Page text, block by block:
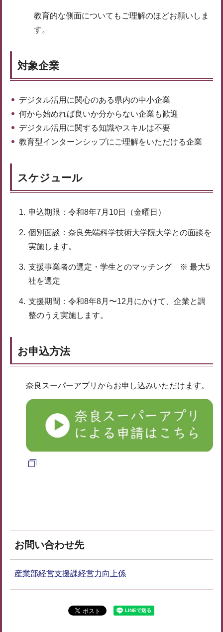
教育的な側面についてもご理解のほどお願いしま
す。
対象企業
デジタル活用に関心のある県内の中小企業
何から始めれば良いか分からない企業も歓迎
デジタル活用に関する知識やスキルは不要
教育型インターンシップにご理解をいただける企業
スケジュール
申込期限：令和8年7月10日（金曜日）
個別面談：奈良先端科学技術大学院大学との面談を
実施します。
支援事業者の選定・学生とのマッチング ※ 最大5
社を選定
支援期間：令和8年8月〜12月にかけて、企業と調
整のうえ実施します。
お申込方法
奈良スーパーアプリからお申し込みいただけます。
お問い合わせ先
産業部経営支援課経営力向上係